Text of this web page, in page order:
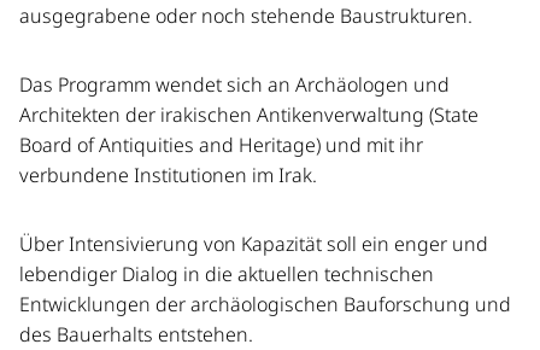
ausgegrabene oder noch stehende Baustrukturen.
Das Programm wendet sich an Archäologen und
Architekten der irakischen Antikenverwaltung (State
Board of Antiquities and Heritage) und mit ihr
verbundene Institutionen im Irak.
Über Intensivierung von Kapazität soll ein enger und
lebendiger Dialog in die aktuellen technischen
Entwicklungen der archäologischen Bauforschung und
des Bauerhalts entstehen.